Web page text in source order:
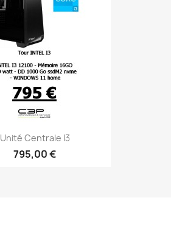
Unité Centrale I3
795,00 €